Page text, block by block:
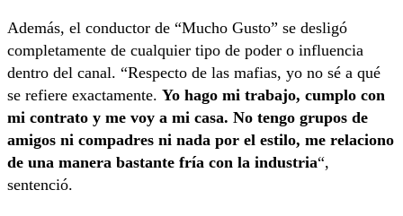
Además, el conductor de “Mucho Gusto” se desligó
completamente de cualquier tipo de poder o influencia
dentro del canal. “Respecto de las mafias, yo no sé a qué
se refiere exactamente. Yo hago mi trabajo, cumplo con
mi contrato y me voy a mi casa. No tengo grupos de
amigos ni compadres ni nada por el estilo, me relaciono
de una manera bastante fría con la industria“,
sentenció.